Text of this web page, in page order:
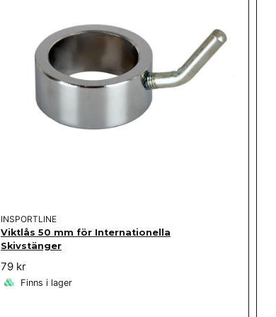
Skicka fråga
INSPORTLINE
Viktlås 50 mm för Internationella
Skivstänger
79 kr
Finns i lager